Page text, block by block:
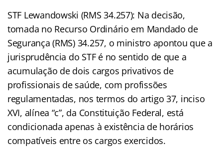
STF Lewandowski (RMS 34.257): Na decisão,
tomada no Recurso Ordinário em Mandado de
Segurança (RMS) 34.257, o ministro apontou que a
jurisprudência do STF é no sentido de que a
acumulação de dois cargos privativos de
profissionais de saúde, com profissões
regulamentadas, nos termos do artigo 37, inciso
XVI, alínea “c”, da Constituição Federal, está
condicionada apenas à existência de horários
compatíveis entre os cargos exercidos.